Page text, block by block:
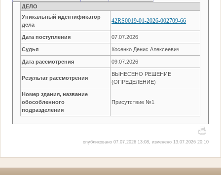
ДЕЛО
Уникальный идентификатор
дела
42RS0019-01-2026-002709-66
Дата поступления 07.07.2026
Судья Косенко Денис Алексеевич
Дата рассмотрения 09.07.2026
Результат рассмотрения
ВЫНЕСЕНО РЕШЕНИЕ
(ОПРЕДЕЛЕНИЕ)
Номер здания, название
обособленного
подразделения
Присутствие №1
опубликовано 07.07.2026 13:08, изменено 13.07.2026 20:10